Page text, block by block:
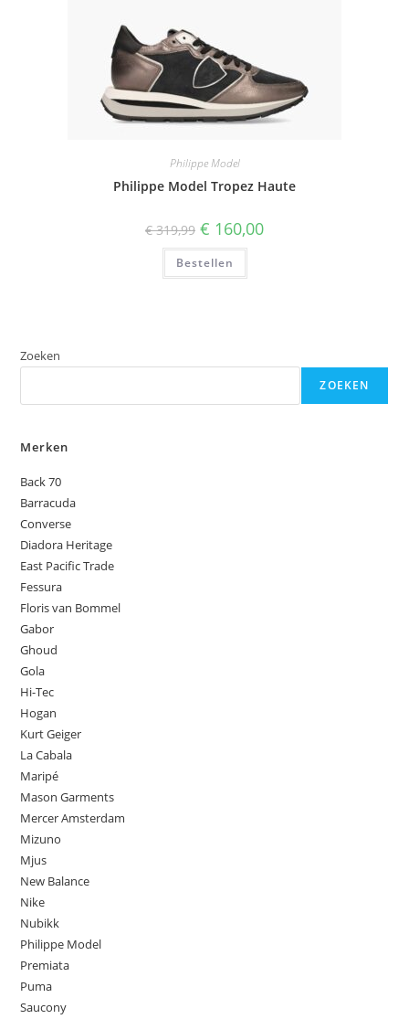
Philippe Model
Philippe Model Tropez Haute
€319,99 Oorspronkelijke
prijs
was:
€ 319,99.
€ 160,00Huidige
Bestellen
Zoeken
ZOEKEN
Merken
Back 70
Barracuda
Converse
Diadora Heritage
East Pacific Trade
Fessura
Floris van Bommel
Gabor
Ghoud
Gola
Hi-Tec
Hogan
Kurt Geiger
La Cabala
Maripé
Mason Garments
Mercer Amsterdam
Mizuno
Mjus
New Balance
Nike
Nubikk
Philippe Model
Premiata
Puma
Saucony